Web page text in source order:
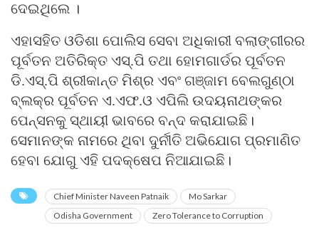
ଦେଇଥିଲେ ।
ଏହାସହିତ ଓଡିଶା ପୋଲିସ ସେବା ଅଧିକାରୀ ବଲାଙ୍ଗୀରର
ପୂର୍ବତନ ଅତିରିକ୍ତ ଏସ୍‌.ପି ତଥା ହୋମଗାର୍ଡର ପୂର୍ବତନ
ଡି.ଏସ୍‌.ପି ଶ୍ରୀକାନ୍ତ ମିଶ୍ର ଏବଂ ଗଞ୍ଜାମ ବେଲଗୁଣ୍ଠା
ବ୍ଲକ୍‌ର ପୂର୍ବତନ ଏ.ଏଫ.ଓ ଏପିଲି ଉଦୟନାଥଙ୍କର
ପେନ୍‌ସନକୁ ସ୍ଥାୟୀ ଭାବରେ ବନ୍ଦ କରାଯାଇଛି।
ସେମାନଙ୍କ ନାମରେ ଥିବା ଦୁର୍ନୀତି ଅଭିଯୋଗ ପ୍ରମାଣିତ
ହେବା ଯୋଗୁ ଏହି ପଦକ୍ଷେପ ନିଆଯାଇଛି।
Chief Minister Naveen Patnaik
Mo Sarkar
Odisha Government
Zero Tolerance to Corruption